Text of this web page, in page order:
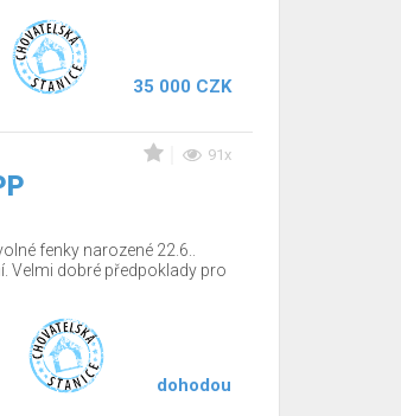
35 000 CZK
91x
fenky narozené 22.6..
Velmi dobré předpoklady pro
dohodou